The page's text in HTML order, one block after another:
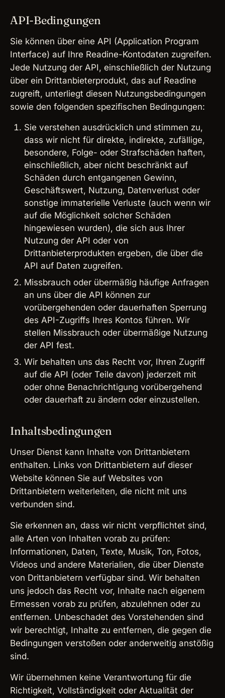
API-Bedingungen
Sie können über eine API (Application Program
Interface) auf Ihre Readine-Kontodaten zugreifen.
Jede Nutzung der API, einschließlich der Nutzung
über ein Drittanbieterprodukt, das auf Readine
zugreift, unterliegt diesen Nutzungsbedingungen
sowie den folgenden spezifischen Bedingungen:
Sie verstehen ausdrücklich und stimmen zu,
dass wir nicht für direkte, indirekte, zufällige,
besondere, Folge- oder Strafschäden haften,
einschließlich, aber nicht beschränkt auf
Schäden durch entgangenen Gewinn,
Geschäftswert, Nutzung, Datenverlust oder
sonstige immaterielle Verluste (auch wenn wir
auf die Möglichkeit solcher Schäden
hingewiesen wurden), die sich aus Ihrer
Nutzung der API oder von
Drittanbieterprodukten ergeben, die über die
API auf Daten zugreifen.
Missbrauch oder übermäßig häufige Anfragen
an uns über die API können zur
vorübergehenden oder dauerhaften Sperrung
des API-Zugriffs Ihres Kontos führen. Wir
stellen Missbrauch oder übermäßige Nutzung
der API fest.
Wir behalten uns das Recht vor, Ihren Zugriff
auf die API (oder Teile davon) jederzeit mit
oder ohne Benachrichtigung vorübergehend
oder dauerhaft zu ändern oder einzustellen.
Inhaltsbedingungen
Unser Dienst kann Inhalte von Drittanbietern
enthalten. Links von Drittanbietern auf dieser
Website können Sie auf Websites von
Drittanbietern weiterleiten, die nicht mit uns
verbunden sind.
Sie erkennen an, dass wir nicht verpflichtet sind,
alle Arten von Inhalten vorab zu prüfen:
Informationen, Daten, Texte, Musik, Ton, Fotos,
Videos und andere Materialien, die über Dienste
von Drittanbietern verfügbar sind. Wir behalten
uns jedoch das Recht vor, Inhalte nach eigenem
Ermessen vorab zu prüfen, abzulehnen oder zu
entfernen. Unbeschadet des Vorstehenden sind
wir berechtigt, Inhalte zu entfernen, die gegen die
Bedingungen verstoßen oder anderweitig anstößig
sind.
Wir übernehmen keine Verantwortung für die
Richtigkeit, Vollständigkeit oder Aktualität der